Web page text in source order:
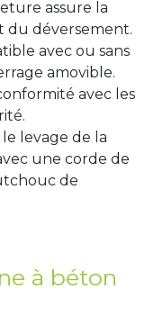
assure la
du déversement.
avec ou sans
amovible.
avec les
le levage de la
une corde de
de
à béton